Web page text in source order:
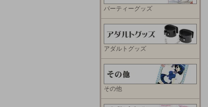
パーティーグッズ
アダルトグッズ
その他